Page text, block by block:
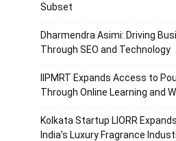
Subset
Dharmendra Asimi: Driving
Through SEO and Technology
IIPMRT Expands Access to
Through Online Learning and
Kolkata Startup LIORR
India’s Luxury Fragrance